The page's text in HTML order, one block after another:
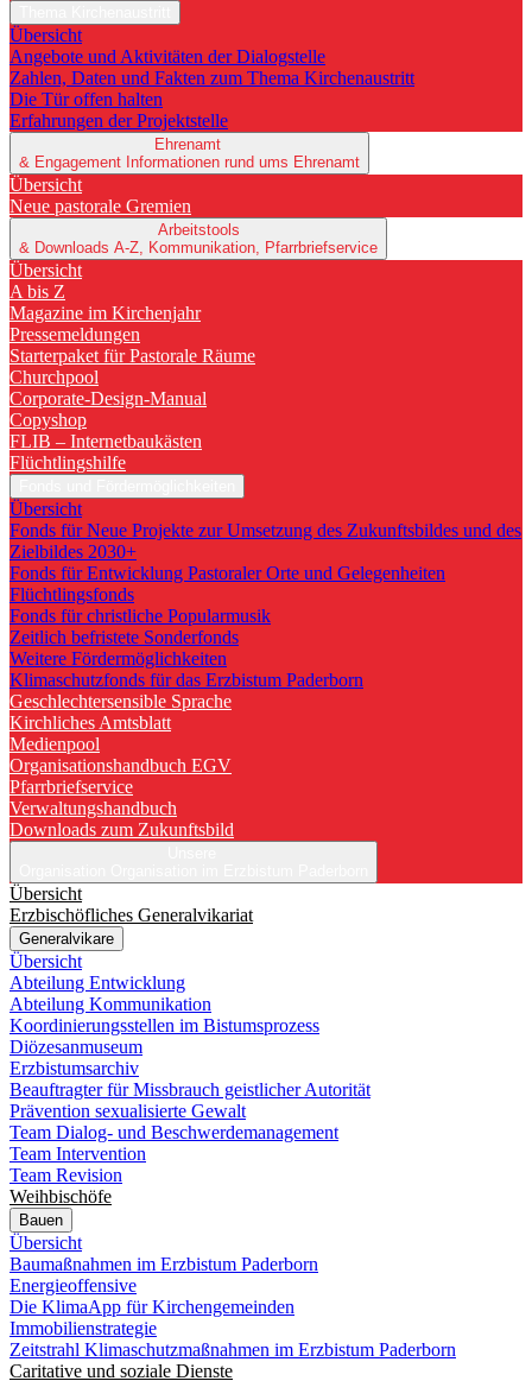
Übersicht
Angebote und Aktivitäten der Dialogstelle
Zahlen, Daten und Fakten zum Thema Kirchenaustritt
Die Tür offen halten
Erfahrungen der Projektstelle
Ehrenamt
& Engagement Informationen rund ums Ehrenamt
Übersicht
Neue pastorale Gremien
Arbeitstools
& Downloads A-Z, Kommunikation, Pfarrbriefservice
Übersicht
A bis Z
Magazine im Kirchenjahr
Pressemeldungen
Starterpaket für Pastorale Räume
Churchpool
Corporate-Design-Manual
Copyshop
FLIB – Internetbaukästen
Flüchtlingshilfe
Übersicht
Fonds für Neue Projekte zur Umsetzung des Zukunftsbildes und des
Zielbildes 2030+
Fonds für Entwicklung Pastoraler Orte und Gelegenheiten
Flüchtlingsfonds
Fonds für christliche Popularmusik
Zeitlich befristete Sonderfonds
Weitere Fördermöglichkeiten
Klimaschutzfonds für das Erzbistum Paderborn
Geschlechtersensible Sprache
Kirchliches Amtsblatt
Medienpool
Organisationshandbuch EGV
Pfarrbriefservice
Verwaltungshandbuch
Downloads zum Zukunftsbild
Übersicht
Erzbischöfliches Generalvikariat
Generalvikare
Übersicht
Abteilung Entwicklung
Abteilung Kommunikation
Koordinierungsstellen im Bistumsprozess
Diözesanmuseum
Erzbistumsarchiv
Beauftragter für Missbrauch geistlicher Autorität
Prävention sexualisierte Gewalt
Team Dialog- und Beschwerdemanagement
Team Intervention
Team Revision
Weihbischöfe
Bauen
Übersicht
Baumaßnahmen im Erzbistum Paderborn
Energieoffensive
Die KlimaApp für Kirchengemeinden
Immobilienstrategie
Zeitstrahl Klimaschutzmaßnahmen im Erzbistum Paderborn
Caritative und soziale Dienste